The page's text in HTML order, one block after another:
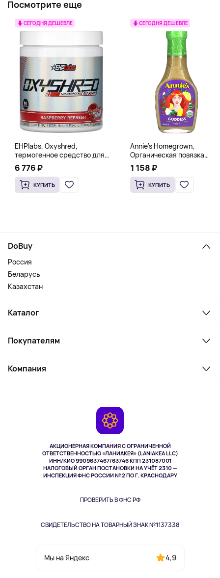
Посмотрите еще
СЕГОДНЯ ДЕШЕВЛЕ
EHPlabs, Oxyshred,
термогенное средство для
сжигания жира, малиновое
освежение, 318 г (11,2 унции)
6 776 ₽
КУПИТЬ
СЕГОДНЯ ДЕШЕВЛЕ
Annie's Homegrown,
Органическая повязка
«Богиня», 236 мл (8 жидк.
унц.)
1 158 ₽
КУПИТЬ
АКЦИОНЕРНАЯ КОМПАНИЯ С ОГРАНИЧЕННОЙ
ОТВЕТСТВЕННОСТЬЮ «ЛАНИАКЕЯ» (LANIAKEA LLC)
ИНН/КИО 9909637467/63746 КПП 231087001
НАЛОГОВЫЙ ОРГАН ПОСТАНОВКИ НА УЧЁТ 2310 —
ИНСПЕКЦИЯ ФНС РОССИИ № 2 ПО Г. КРАСНОДАРУ
ПРОВЕРИТЬ В ФНС РФ
СВИДЕТЕЛЬСТВО НА ТОВАРНЫЙ ЗНАК №1137338
Мы на Яндекс 4,9
DoBuy
Россия
Беларусь
Казахстан
Каталог
Ноутбуки, мониторы, VR
Косметика и уход
Здоровье питомцев
Одежда и аксессуары
Покупателям
Как заказать
Компания